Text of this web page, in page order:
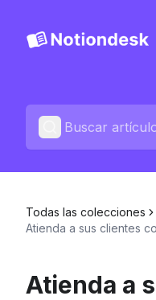
Blog
Español
Registros de
Todas las colecciones
Atienda a sus clientes
Atienda a